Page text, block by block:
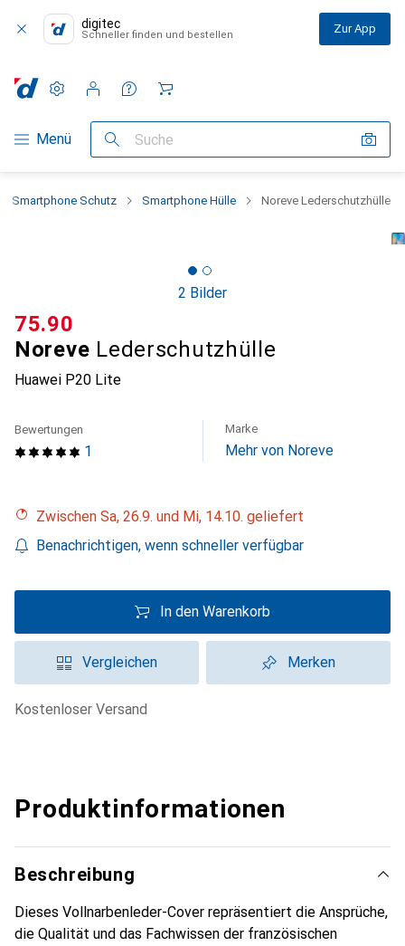
digitec
Schneller finden und bestellen Zur App
Navigation nach Kategorien
Menü Suche
Einstellungen
Kundenkonto
Vergleichslisten
Merklisten
Warenkorb
Smartphone Schutz Smartphone Hülle Noreve Lederschutzhülle
2 Bilder
Noreve Lederschutzhülle
Huawei P20 Lite
CHF
75.90
1
Bewertungen Marke
Mehr von Noreve
Zwischen Sa, 26.9. und Mi, 14.10. geliefert
Benachrichtigen, wenn schneller verfügbar
In den Warenkorb
Vergleichen Merken
kostenloser Versand
Produktinformationen
Beschreibung
Dieses Vollnarbenleder-Cover repräsentiert die Ansprüche,
die Qualität und das Fachwissen der französischen